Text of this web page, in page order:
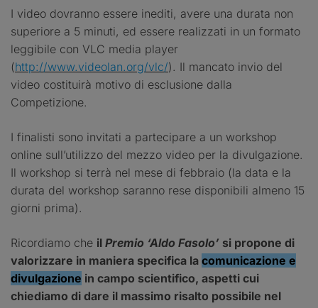
I video dovranno essere inediti, avere una durata non
superiore a 5 minuti, ed essere realizzati in un formato
leggibile con VLC media player
(http://www.videolan.org/vlc/). Il mancato invio del
video costituirà motivo di esclusione dalla
Competizione.
I finalisti sono invitati a partecipare a un workshop
online sull’utilizzo del mezzo video per la divulgazione.
Il workshop si terrà nel mese di febbraio (la data e la
durata del workshop saranno rese disponibili almeno 15
giorni prima).
Ricordiamo che il Premio ‘Aldo Fasolo’ si propone di
valorizzare in maniera specifica la comunicazione e
divulgazione in campo scientifico, aspetti cui
chiediamo di dare il massimo risalto possibile nel